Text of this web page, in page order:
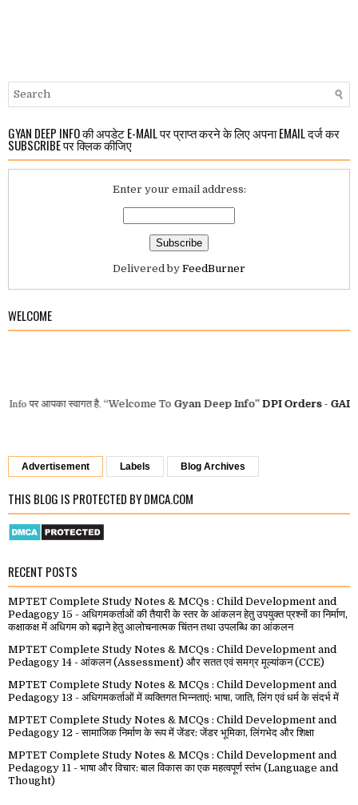
GYAN DEEP INFO की अपडेट E-MAIL पर प्राप्त करने के लिए अपना EMAIL दर्ज कर
SUBSCRIBE पर क्लिक कीजिए
Enter your email address:
Delivered by FeedBurner
WELCOME
स्वागत है. “Welcome ToGyan Deep Info”DPI Orders-GAD MP
Advertisement Labels Blog Archives
THIS BLOG IS PROTECTED BY DMCA.COM
RECENT POSTS
MPTET Complete Study Notes & MCQs : Child Development and
Pedagogy 15 - अधिगमकर्ताओं की तैयारी के स्तर के आंकलन हेतु उपयुक्त प्रश्नों का निर्माण,
कक्षाकक्ष में अधिगम को बढ़ाने हेतु आलोचनात्मक चिंतन तथा उपलब्धि का आंकलन
MPTET Complete Study Notes & MCQs : Child Development and
Pedagogy 14 - आंकलन (Assessment) और सतत एवं समग्र मूल्यांकन (CCE)
MPTET Complete Study Notes & MCQs : Child Development and
Pedagogy 13 - अधिगमकर्ताओं में व्यक्तिगत भिन्नताएं: भाषा, जाति, लिंग एवं धर्म के संदर्भ में
MPTET Complete Study Notes & MCQs : Child Development and
Pedagogy 12 - सामाजिक निर्माण के रूप में जेंडर: जेंडर भूमिका, लिंगभेद और शिक्षा
MPTET Complete Study Notes & MCQs : Child Development and
Pedagogy 11 - भाषा और विचार: बाल विकास का एक महत्वपूर्ण स्तंभ (Language and
Thought)